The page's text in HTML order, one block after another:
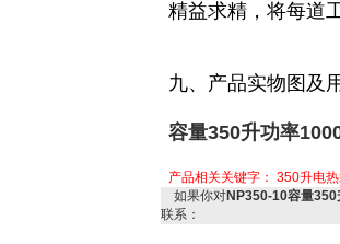
精益求精，将每道
九、产品实物图及
容量350升功率
产品相关关键字： 350升电
如果你对NP350-10容量
联系：